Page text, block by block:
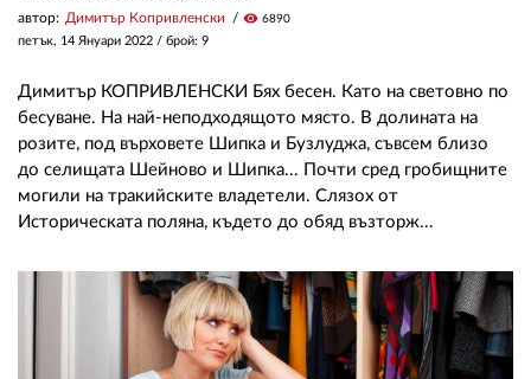
автор: Димитър Копривленски visibility 6890
петък, 14 Януари 2022 / брой: 9
Димитър КОПРИВЛЕНСКИ Бях бесен. Като на световно по
бесуване. На най-неподходящото място. В долината на
розите, под върховете Шипка и Бузлуджа, съвсем близо
до селищата Шейново и Шипка... Почти сред гробищните
могили на тракийските владетели. Слязох от
Историческата поляна, където до обяд възторж...
АБОНАМЕНТ
ПОЛИТИКА ЗА БИСКВИТКИТЕ
ПОЛИТИКАТА ЗА
ПОВЕРИТЕЛНОСТ